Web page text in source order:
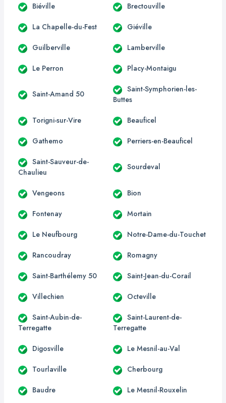
Biéville Brectouville
La Chapelle-du-Fest Giéville
Guilberville Lamberville
Le Perron Placy-Montaigu
Saint-Amand 50
Saint-Symphorien-les-
Buttes
Torigni-sur-Vire Beauficel
Gathemo Perriers-en-Beauficel
Saint-Sauveur-de-
Chaulieu
Sourdeval
Vengeons Bion
Fontenay Mortain
Le Neufbourg Notre-Dame-du-Touchet
Rancoudray Romagny
Saint-Barthélemy 50 Saint-Jean-du-Corail
Villechien Octeville
Saint-Aubin-de-
Terregatte
Saint-Laurent-de-
Terregatte
Digosville Le Mesnil-au-Val
Tourlaville Cherbourg
Baudre Le Mesnil-Rouxelin